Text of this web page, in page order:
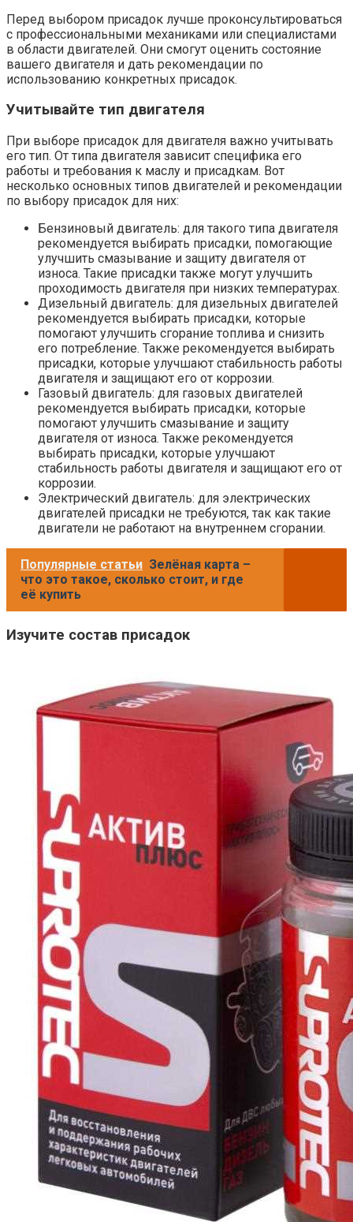
Перед выбором присадок лучше проконсультироваться
с профессиональными механиками или специалистами
в области двигателей. Они смогут оценить состояние
вашего двигателя и дать рекомендации по
использованию конкретных присадок.
Учитывайте тип двигателя
При выборе присадок для двигателя важно учитывать
его тип. От типа двигателя зависит специфика его
работы и требования к маслу и присадкам. Вот
несколько основных типов двигателей и рекомендации
по выбору присадок для них:
Бензиновый двигатель: для такого типа двигателя
рекомендуется выбирать присадки, помогающие
улучшить смазывание и защиту двигателя от
износа. Такие присадки также могут улучшить
проходимость двигателя при низких температурах.
Дизельный двигатель: для дизельных двигателей
рекомендуется выбирать присадки, которые
помогают улучшить сгорание топлива и снизить
его потребление. Также рекомендуется выбирать
присадки, которые улучшают стабильность работы
двигателя и защищают его от коррозии.
Газовый двигатель: для газовых двигателей
рекомендуется выбирать присадки, которые
помогают улучшить смазывание и защиту
двигателя от износа. Также рекомендуется
выбирать присадки, которые улучшают
стабильность работы двигателя и защищают его от
коррозии.
Электрический двигатель: для электрических
двигателей присадки не требуются, так как такие
двигатели не работают на внутреннем сгорании.
Популярные статьи Зелёная карта –
что это такое, сколько стоит, и где
её купить
Изучите состав присадок